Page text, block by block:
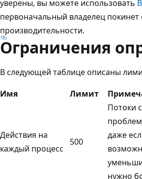
уверены, вы можете использовать
первоначальный владелец
производительности.
Ограничения
В следующей таблице описаны
Имя
Лимит
Действия на
каждый процесс
500
Потоки
даже
нужно